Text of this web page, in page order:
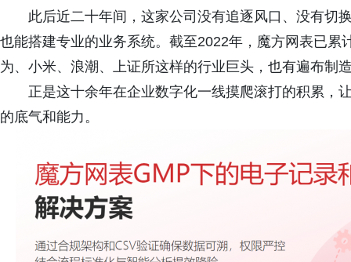
此后近二十年间，这家公司没有追逐风口、没有切
也能搭建专业的业务系统。截至2022年，魔方网表已
为、小米、浪潮、上证所这样的行业巨头，也有遍布制
正是这十余年在企业数字化一线摸爬滚打的积累，
的底气和能力。